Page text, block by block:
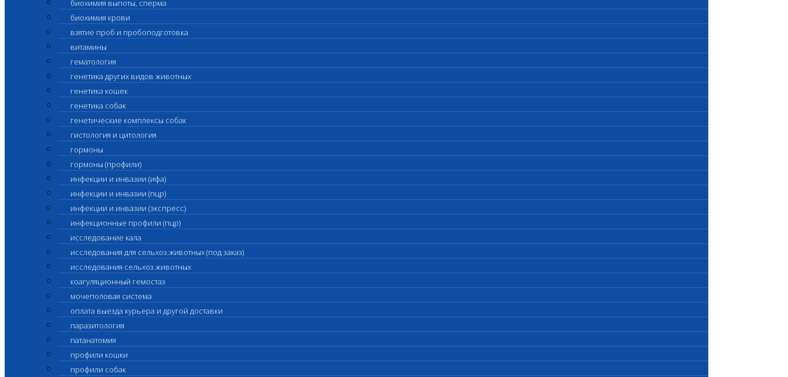
биохимия выпоты, сперма
биохимия крови
взятие проб и пробоподготовка
витамины
гематология
генетика других видов животных
генетика кошек
генетика собак
генетические комплексы собак
гистология и цитология
гормоны
гормоны (профили)
инфекции и инвазии (ифа)
инфекции и инвазии (пцр)
инфекции и инвазии (экспресс)
инфекционные профили (пцр)
исследование кала
исследования для сельхоз.животных (под заказ)
исследования сельхоз.животных
коагуляционный гемостаз
мочеполовая система
оплата выезда курьера и другой доставки
паразитология
патанатомия
профили кошки
профили собак